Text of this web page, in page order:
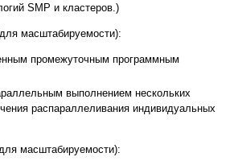
SMP и кластеров.)
масштабируемости):
промежуточным программным
выполнением нескольких
распараллеливания индивидуальных
масштабируемости):